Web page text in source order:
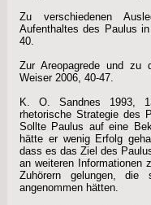
Zu verschiedenen
Aufenthaltes des Paulus
40.
Zur Areopagrede und zu
Weiser 2006, 40-47.
K. O. Sandnes 1993,
rhetorische Strategie des
Sollte Paulus auf eine
hätte er wenig Erfolg
dass es das Ziel des
an weiteren Informationen
Zuhörern gelungen, die
angenommen hätten.